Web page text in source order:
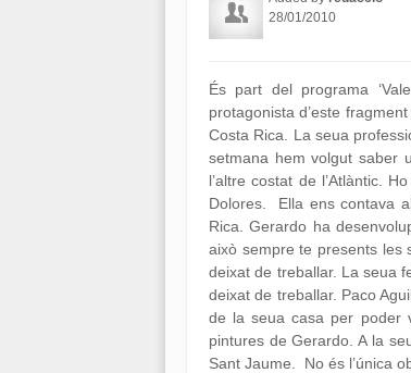
28/01/2010
És part del programa
protagonista d’este
Costa Rica. La seua
setmana hem volgut saber
l’altre costat de l’Atlàntic.
Dolores. Ella ens contava
Rica. Gerardo ha
això sempre te presents les
deixat de treballar. La seua
deixat de treballar. Paco
de la seua casa per poder
pintures de Gerardo. A la
Sant Jaume. No és l’única